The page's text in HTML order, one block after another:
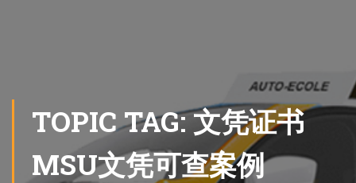
TOPIC TAG: 文凭证书
MSU文凭可查案例